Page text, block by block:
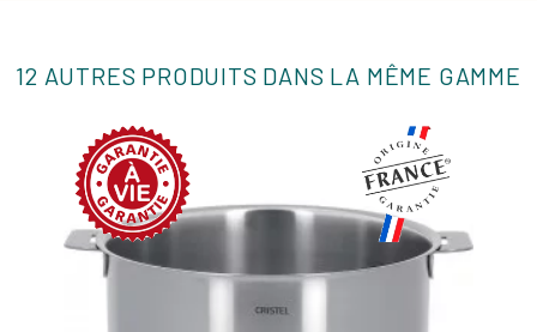
12 AUTRES PRODUITS DANS LA MÊME GAMME